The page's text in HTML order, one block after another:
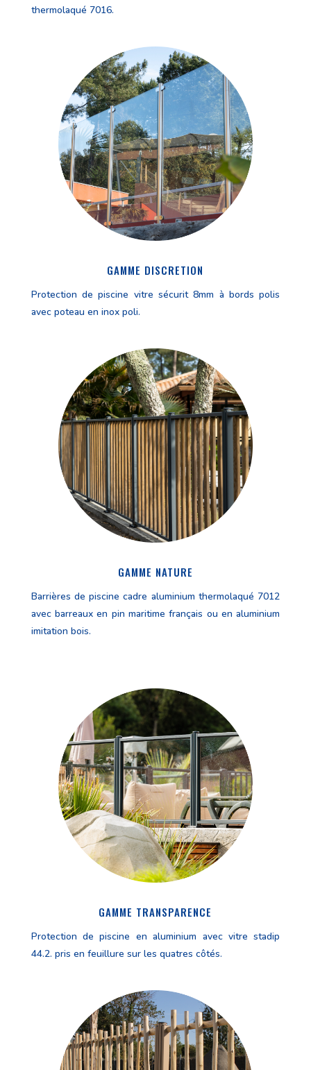
thermolaqué 7016.
GAMME DISCRETION
Protection de piscine vitre sécurit 8mm à bords polis
avec poteau en inox poli.
GAMME NATURE
Barrières de piscine cadre aluminium thermolaqué 7012
avec barreaux en pin maritime français ou en aluminium
imitation bois.
GAMME TRANSPARENCE
Protection de piscine en aluminium avec vitre stadip
44.2. pris en feuillure sur les quatres côtés.